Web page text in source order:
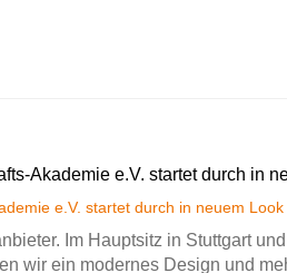
Akademie e.V. startet durch in
Im Hauptsitz in Stuttgart
wir ein modernes Design und